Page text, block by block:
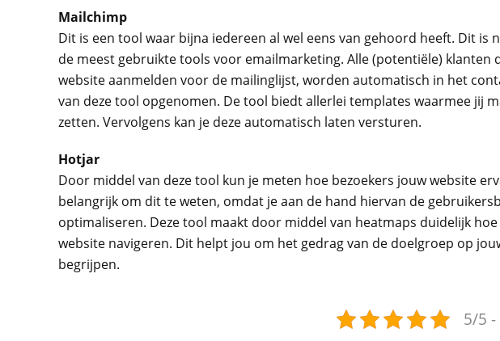
Mailchimp
Dit is een tool waar bijna iedereen al wel eens van gehoord heeft. Dit is
de meest gebruikte tools voor emailmarketing. Alle (potentiële) klanten
website aanmelden voor de mailinglijst, worden automatisch in het
van deze tool opgenomen. De tool biedt allerlei templates waarmee jij
zetten. Vervolgens kan je deze automatisch laten versturen.
Hotjar
Door middel van deze tool kun je meten hoe bezoekers jouw website
belangrijk om dit te weten, omdat je aan de hand hiervan de
optimaliseren. Deze tool maakt door middel van heatmaps duidelijk
website navigeren. Dit helpt jou om het gedrag van de doelgroep op
begrijpen.
5/5